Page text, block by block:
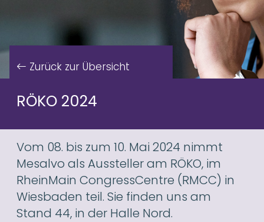
Zurück zur Übersicht
RÖKO 2024
Vom 08. bis zum 10. Mai 2024 nimmt
Mesalvo als Aussteller am RÖKO, im
RheinMain CongressCentre (RMCC) in
Wiesbaden teil. Sie finden uns am
Stand 44, in der Halle Nord.